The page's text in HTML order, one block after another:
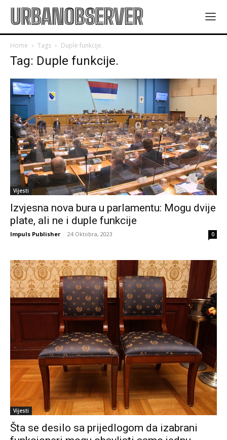
URBANOBSERVER
Home Tags Duple funkcije.
Tag: Duple funkcije.
Vijesti
Izvjesna nova bura u parlamentu: Mogu dvije
plate, ali ne i duple funkcije
Impuls Publisher - 24 Oktobra, 2023 0
Vijesti
Šta se desilo sa prijedlogom da izabrani